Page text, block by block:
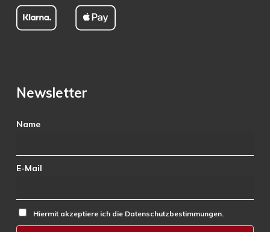
Newsletter
Name
E-Mail
Hiermit akzeptiere ich die Datenschutzbestimmungen.